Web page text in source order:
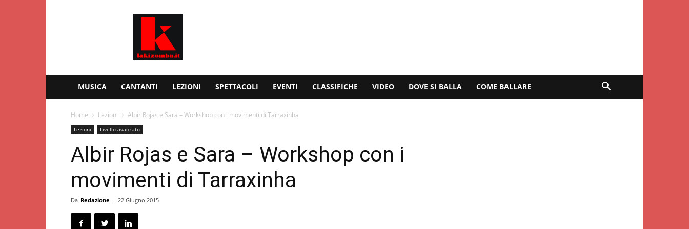
MUSICA CANTANTI LEZIONI SPETTACOLI EVENTI CLASSIFICHE VIDEO DOVE SI BALLA COME BALLARE
Home Lezioni Albir Rojas e Sara – Workshop con i movimenti di Tarraxinha
Lezioni Livello avanzato
Albir Rojas e Sara – Workshop con i
movimenti di Tarraxinha
Da Redazione - 22 Giugno 2015